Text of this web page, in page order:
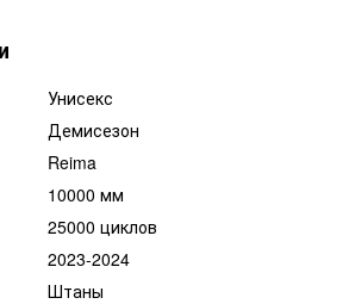
Унисекс
Демисезон
Reima
10000 мм
25000 циклов
2023-2024
Штаны